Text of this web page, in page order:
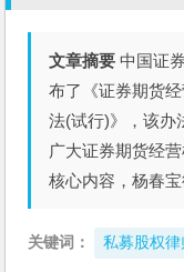
文章摘要 中国证
布了《证券期货
法(试行)》，该办
广大证券期货经
核心内容，杨春
关键词： 私募股权律